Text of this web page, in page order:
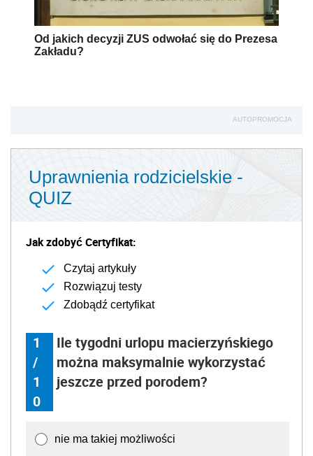
Od jakich decyzji ZUS odwołać się do Prezesa
Zakładu?
AUTOPROMOCJA
Uprawnienia rodzicielskie -
QUIZ
Jak zdobyć Certyfikat:
Czytaj artykuły
Rozwiązuj testy
Zdobądź certyfikat
1
/
1
0
Ile tygodni urlopu macierzyńskiego
można maksymalnie wykorzystać
jeszcze przed porodem?
nie ma takiej możliwości